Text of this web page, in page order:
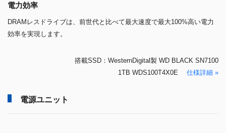
電力効率
DRAMレスドライブは、前世代と比べて最大速度で最大100%高い電力
効率を実現します。
搭載SSD：WesternDigital製 WD BLACK SN7100
1TB WDS100T4X0E 仕様詳細 »
電源ユニット